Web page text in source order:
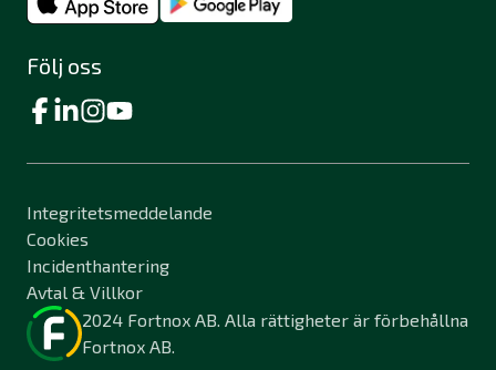
Följ oss
Integritetsmeddelande
Cookies
Incidenthantering
Avtal & Villkor
2024 Fortnox AB. Alla rättigheter är förbehållna
Fortnox AB.